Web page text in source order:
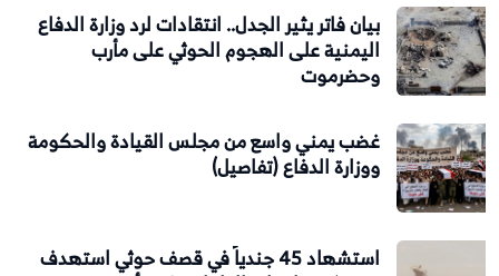
بيان فاتر يثير الجدل.. انتقادات لرد وزارة الدفاع
اليمنية على الهجوم الحوثي على مأرب
وحضرموت
غضب يمني واسع من مجلس القيادة والحكومة
ووزارة الدفاع (تفاصيل)
استشهاد 45 جندياً في قصف حوثي استهدف